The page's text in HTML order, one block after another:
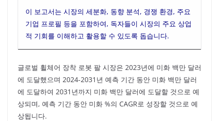
이 보고서는 시장의 세분화, 동향 분석, 경쟁 환경, 주요
기업 프로필 등을 포함하여, 독자들이 시장의 주요 상업
적 기회를 이해하고 활용할 수 있도록 돕습니다.
글로벌 휠체어 장착 로봇 팔 시장은 2023년에 미화 백만 달러
에 도달했으며 2024-2031년 예측 기간 동안 미화 백만 달러
에 도달하여 2031년까지 미화 백만 달러에 도달할 것으로 예
상되며, 예측 기간 동안 미화 %의 CAGR로 성장할 것으로 예
상됩니다.